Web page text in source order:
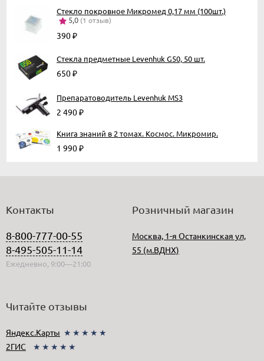
Стекло покровное Микромед 0,17 мм (100шт.)
5,0 (1 отзыв)
390₽
Стекла предметные Levenhuk G50, 50 шт.
650₽
Препаратоводитель Levenhuk MS3
2 490₽
Книга знаний в 2 томах. Космос. Микромир.
1 990₽
Контакты
8-800-777-00-55
8-495-505-11-14
Ежедневно, 9:00—21:00
Розничный магазин
Москва, 1-я Останкинская ул,
55 (м.ВДНХ)
Читайте отзывы
Яндекс.Карты ★★★★★
2ГИС
★★★★★